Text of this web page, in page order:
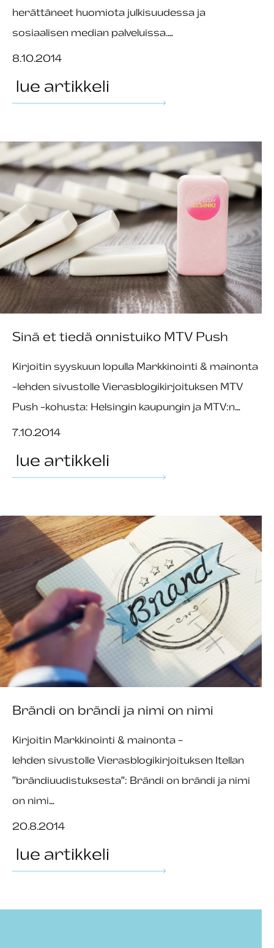
herättäneet huomiota julkisuudessa ja
sosiaalisen median palveluissa.…
8.10.2014
lue artikkeli
Sinä et tiedä onnistuiko MTV Push
Kirjoitin syyskuun lopulla Markkinointi & mainonta
-lehden sivustolle Vierasblogikirjoituksen MTV
Push -kohusta: Helsingin kaupungin ja MTV:n…
7.10.2014
lue artikkeli
Brändi on brändi ja nimi on nimi
Kirjoitin Markkinointi & mainonta -
lehden sivustolle Vierasblogikirjoituksen Itellan
”brändiuudistuksesta”: Brändi on brändi ja nimi
on nimi…
20.8.2014
lue artikkeli